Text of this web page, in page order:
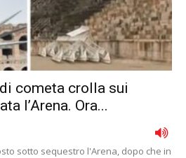
cometa crolla sui
l’Arena. Ora...
sotto sequestro l'Arena, dopo che in